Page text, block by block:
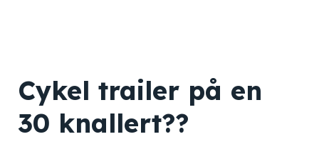
Cykel trailer på en
30 knallert??